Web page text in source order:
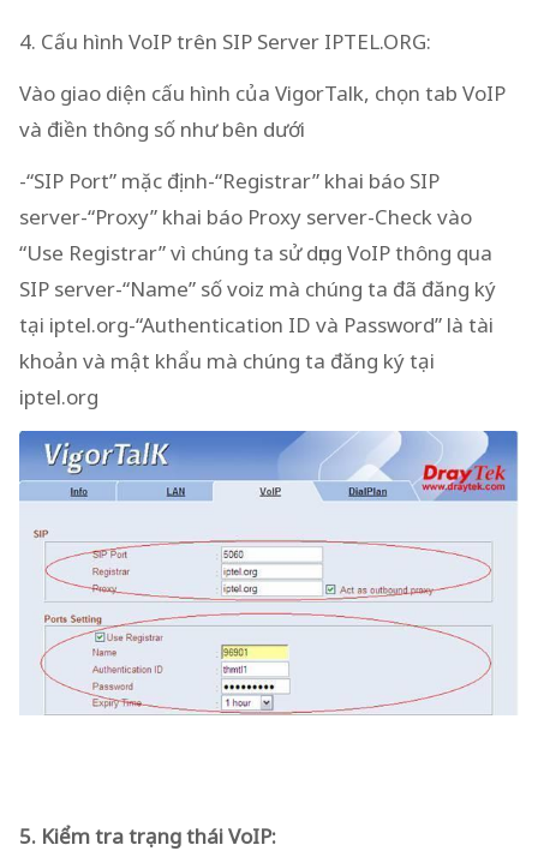
4. Cấu hình VoIP trên SIP Server IPTEL.ORG:
Vào giao diện cấu hình của VigorTalk, chọn tab VoIP
và điền thông số như bên dưới
-“SIP Port” mặc định-“Registrar” khai báo SIP
server-“Proxy” khai báo Proxy server-Check vào
“Use Registrar” vì chúng ta sử dụng VoIP thông qua
SIP server-“Name” số voiz mà chúng ta đã đăng ký
tại iptel.org-“Authentication ID và Password” là tài
khoản và mật khẩu mà chúng ta đăng ký tại
iptel.org
5. Kiểm tra trạng thái VoIP: